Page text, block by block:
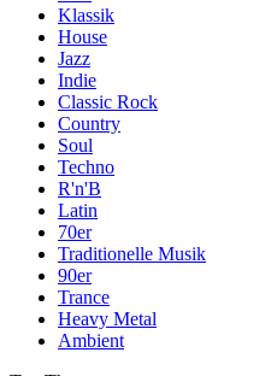
Klassik
House
Jazz
Indie
Classic Rock
Country
Soul
Techno
R'n'B
Latin
70er
Traditionelle Musik
90er
Trance
Heavy Metal
Ambient